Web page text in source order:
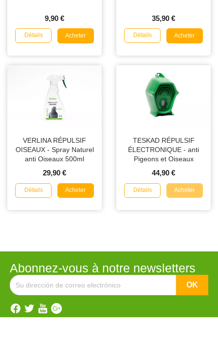
9,90 €
Détails Acheter
35,90 €
Détails Acheter
VERLINA RÉPULSIF
OISEAUX - Spray Naturel
anti Oiseaux 500ml
29,90 €
Détails Acheter
TESKAD RÉPULSIF
ÉLECTRONIQUE - anti
Pigeons et Oiseaux
44,90 €
Détails Acheter
Abonnez-vous à notre newsletters